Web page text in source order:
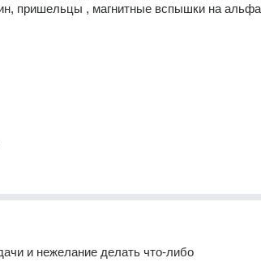
пришельцы , магнитные вспышки на альфа
и нежелание делать что-либо